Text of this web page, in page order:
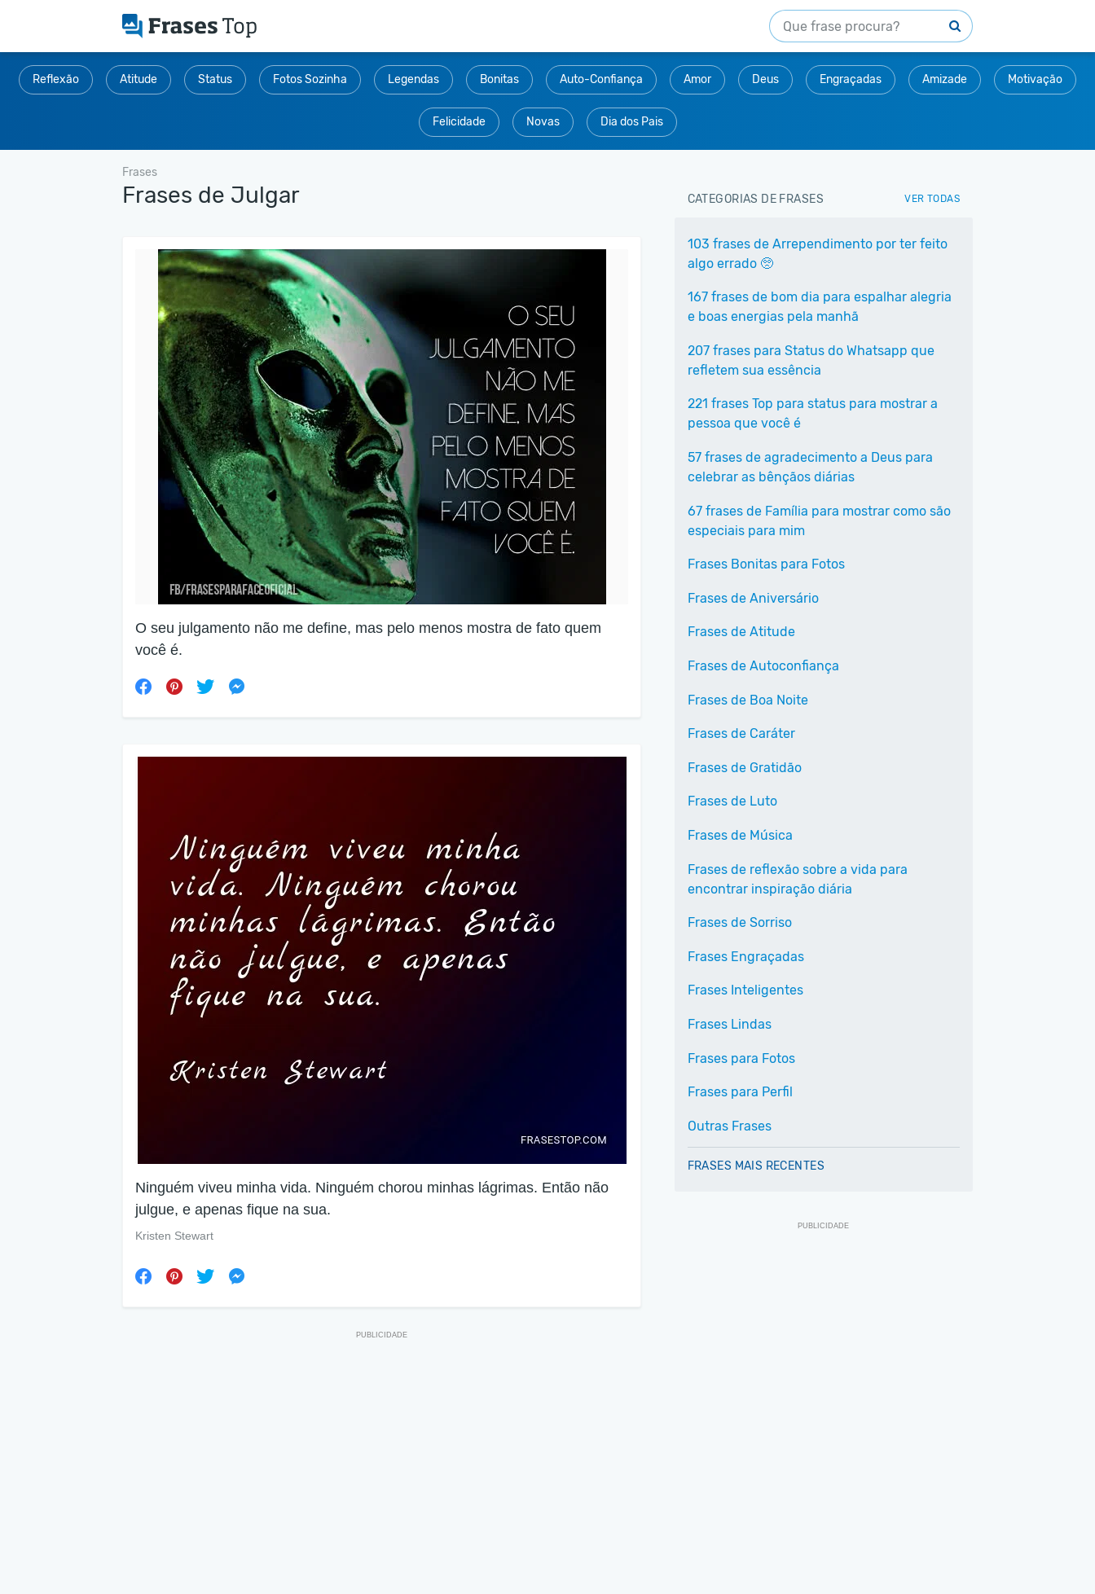
Reflexão Atitude Status Fotos Sozinha Legendas Bonitas Auto-Confiança Amor Deus Engraçadas Amizade Motivação
Felicidade Novas Dia dos Pais
Frases
Frases de Julgar
O seu julgamento não me define, mas pelo menos mostra de fato quem
você é.
Ninguém viveu minha vida. Ninguém chorou minhas lágrimas. Então não
julgue, e apenas fique na sua.
Kristen Stewart
CATEGORIAS DE FRASES VER TODAS
103 frases de Arrependimento por ter feito
algo errado 🥺
167 frases de bom dia para espalhar alegria
e boas energias pela manhã
207 frases para Status do Whatsapp que
refletem sua essência
221 frases Top para status para mostrar a
pessoa que você é
57 frases de agradecimento a Deus para
celebrar as bênçãos diárias
67 frases de Família para mostrar como são
especiais para mim
Frases Bonitas para Fotos
Frases de Aniversário
Frases de Atitude
Frases de Autoconfiança
Frases de Boa Noite
Frases de Caráter
Frases de Gratidão
Frases de Luto
Frases de Música
Frases de reflexão sobre a vida para
encontrar inspiração diária
Frases de Sorriso
Frases Engraçadas
Frases Inteligentes
Frases Lindas
Frases para Fotos
Frases para Perfil
Outras Frases
FRASES MAIS RECENTES